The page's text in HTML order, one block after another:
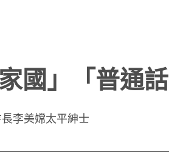
家國」「普通
李美嫦太平紳士